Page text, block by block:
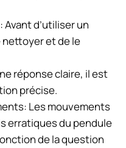
d’utiliser un
nettoyer et de le
réponse claire, il est
précise.
Les mouvements
erratiques du pendule
de la question